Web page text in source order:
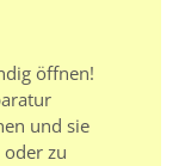
öffnen!
und sie
zu